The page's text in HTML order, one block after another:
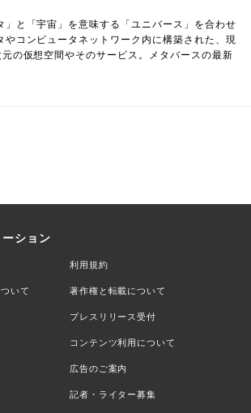
」と「宇宙」を意味する「ユニバース」を合わせ
やコンピュータネットワーク内に構築された、現
の仮想空間やそのサービス。メタバースの最新
ション
利用規約
いて 著作権と転載について
プレスリリース受付
コンテンツ利用について
広告のご案内
記者・ライター募集